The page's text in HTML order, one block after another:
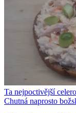
Ta nejpoctivější
Chutná naprosto